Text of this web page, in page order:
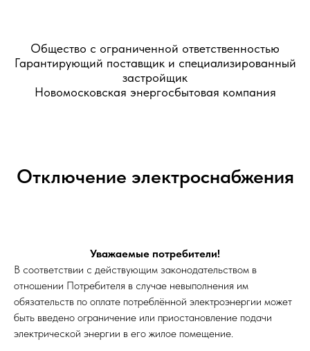
Общество с ограниченной ответственностью
Гарантирующий поставщик и специализированный
застройщик
Новомосковская энергосбытовая компания
Отключение электроснабжения
Уважаемые потребители!
В соответствии с действующим законодательством в
отношении Потребителя в случае невыполнения им
обязательств по оплате потреблённой электроэнергии может
быть введено ограничение или приостановление подачи
электрической энергии в его жилое помещение.